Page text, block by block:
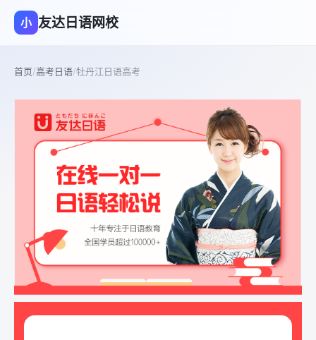
小 友达日语网校
首页/高考日语/牡丹江日语高考